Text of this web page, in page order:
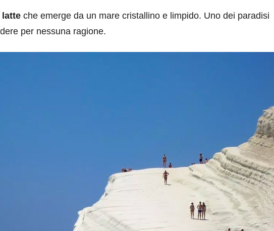
latte che emerge da un mare cristallino e limpido. Uno dei paradisi
per nessuna ragione.